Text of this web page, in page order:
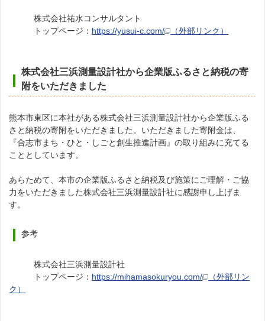
株式会社祐水コンサルタント
トップページ： https://yusui-c.com/ （外部リンク）
株式会社三浜測量設計社から企業版ふるさと納税の寄
附をいただき ました
熊本市東区に本社がある株式会社三浜測量設計社から企業版ふる
さと納税の寄附をいただきました。いただきました寄附金は、
『合志市まち・ひと・しごと創生推進計画』の取り組みに充てる
こととしています。
あらためて、本市の企業版ふるさと納税及び施策にご理解・ご協
力をいただきました株式会社三浜測量設計社に感謝申し上げま
す。
参考
株式会社三浜測量設計社
トップページ： https://mihamasokuryou.com/
（外部リン
ク）